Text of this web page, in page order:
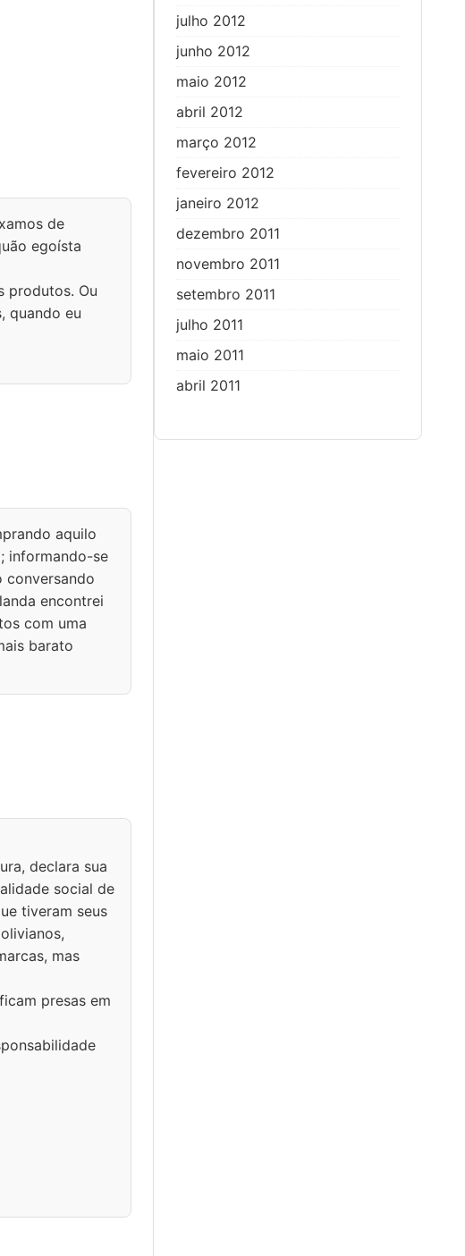
de
egoísta
produtos. Ou
quando eu
aquilo
informando-se
conversando
encontrei
com uma
barato
declara sua
social de
tiveram seus
mas
presas em
julho 2012
junho 2012
maio 2012
abril 2012
março 2012
fevereiro 2012
janeiro 2012
dezembro 2011
novembro 2011
setembro 2011
julho 2011
maio 2011
abril 2011